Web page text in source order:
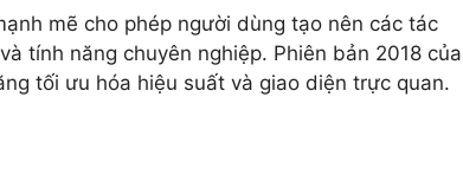
mẽ cho phép người dùng tạo nên các tác
tính năng chuyên nghiệp. Phiên bản 2018 của
tối ưu hóa hiệu suất và giao diện trực quan.